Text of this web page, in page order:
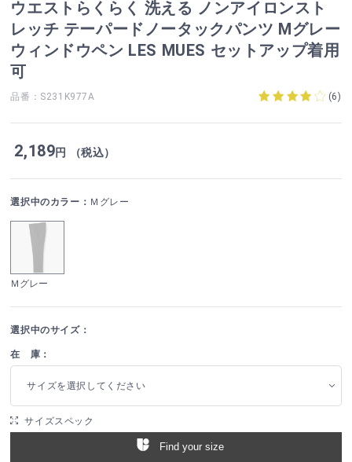
ウエストらくらく 洗える ノンアイロンスト
レッチ テーパードノータックパンツ Mグレー
ウィンドウペン LES MUES セットアップ着用
可
品番：S231K977A (6)
2,189円 （税込）
選択中のカラー： Ｍグレー
Ｍグレー
選択中のサイズ：
在 庫：
サイズを選択してください
サイズスペック
Find your size